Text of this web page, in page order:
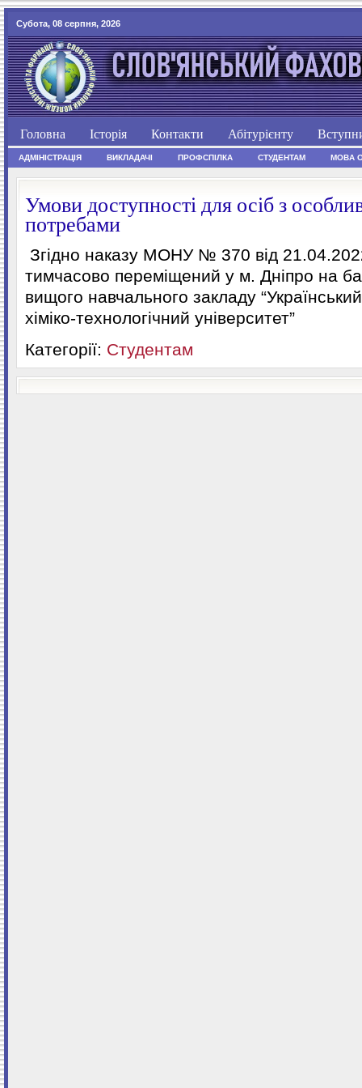
Субота, 08 серпня, 2026
Головна Історія Контакти Абітурієнту
АДМІНІСТРАЦІЯ ВИКЛАДАЧІ ПРОФСПІЛКА СТУДЕНТАМ МОВА
Умови доступності для осіб з
потребами
Згідно наказу МОНУ № 370 від
тимчасово переміщений у м. Дніпро на
вищого навчального закладу
хіміко-технологічний університет”
Категорії: Студентам